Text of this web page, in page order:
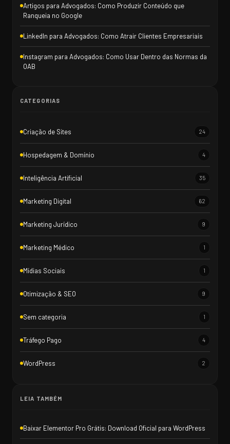
Artigos para Advogados: Como Produzir Conteúdo que
Ranqueia no Google
LinkedIn para Advogados: Como Atrair Clientes Empresariais
Instagram para Advogados: Como Usar Dentro das Normas da
OAB
CATEGORIAS
Criação de Sites 24
Hospedagem & Domínio 4
Inteligência Artificial 35
Marketing Digital 62
Marketing Jurídico 9
Marketing Médico 1
Mídias Sociais 1
Otimização & SEO 9
Sem categoria 1
Tráfego Pago 4
WordPress 2
LEIA TAMBÉM
Baixar Elementor Pro Grátis: Download Oficial para WordPress